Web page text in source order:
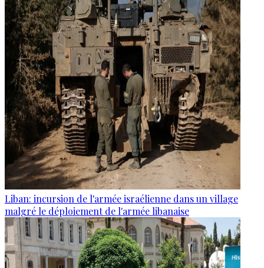
Liban: incursion de l'armée israélienne dans un village
malgré le déploiement de l'armée libanaise